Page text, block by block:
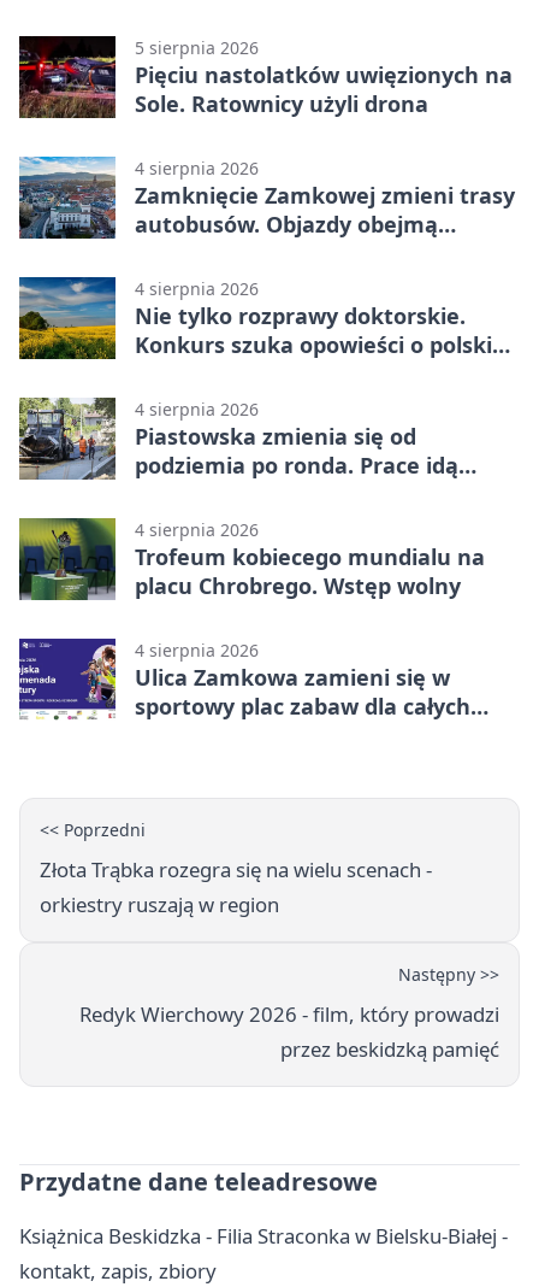
5 sierpnia 2026
Pięciu nastolatków uwięzionych na
Sole. Ratownicy użyli drona
4 sierpnia 2026
Zamknięcie Zamkowej zmieni trasy
autobusów. Objazdy obejmą
4 sierpnia 2026
Nie tylko rozprawy doktorskie.
Konkurs szuka opowieści o polskiej
4 sierpnia 2026
Piastowska zmienia się od
podziemia po ronda. Prace idą
4 sierpnia 2026
Trofeum kobiecego mundialu na
placu Chrobrego. Wstęp wolny
4 sierpnia 2026
Ulica Zamkowa zamieni się w
sportowy plac zabaw dla całych
<< Poprzedni
Złota Trąbka rozegra się na wielu scenach -
orkiestry ruszają w region
Następny >>
Redyk Wierchowy 2026 - film, który prowadzi
przez beskidzką pamięć
Przydatne dane teleadresowe
Książnica Beskidzka - Filia Straconka w Bielsku-Białej -
kontakt, zapis, zbiory